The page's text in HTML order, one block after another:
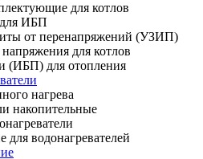
для котлов
ИБП
от перенапряжений (УЗИП)
для котлов
(ИБП) для отопления
нагрева
накопительные
водонагревателей